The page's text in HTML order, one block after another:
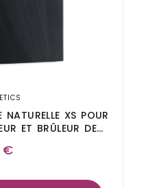
XS POUR
ET BRÛLEUR DE
€